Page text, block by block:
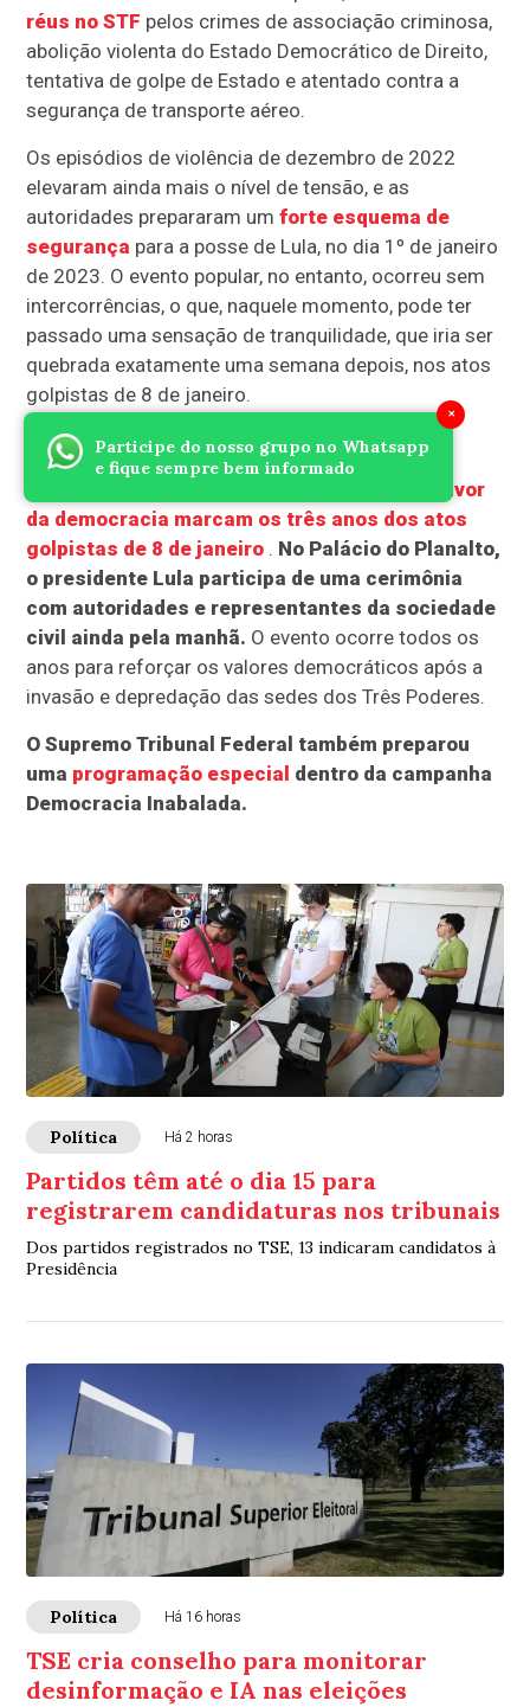
×
Participe do nosso grupo no Whatsapp
e fique sempre bem informado
réus no STF pelos crimes de associação criminosa,
abolição violenta do Estado Democrático de Direito,
tentativa de golpe de Estado e atentado contra a
segurança de transporte aéreo.
Os episódios de violência de dezembro de 2022
elevaram ainda mais o nível de tensão, e as
autoridades prepararam umforte esquema de
segurança para a posse de Lula, no dia 1º de janeiro
de 2023. O evento popular, no entanto, ocorreu sem
intercorrências, o que, naquele momento, pode ter
passado uma sensação de tranquilidade, que iria ser
quebrada exatamente uma semana depois, nos atos
golpistas de 8 de janeiro.
Por memória e democracia
eventos especiais em favor
da democracia marcam os três anos dos atos
golpistas de 8 de janeiro . No Palácio do Planalto,
o presidente Lula participa de uma cerimônia
com autoridades e representantes da sociedade
civil ainda pela manhã. O evento ocorre todos os
anos para reforçar os valores democráticos após a
invasão e depredação das sedes dos Três Poderes.
O Supremo Tribunal Federal também preparou
uma programação especial dentro da campanha
Democracia Inabalada.
Política Há 2 horas
Partidos têm até o dia 15 para
registrarem candidaturas nos tribunais
Dos partidos registrados no TSE, 13 indicaram candidatos à
Presidência
Política Há 16 horas
TSE cria conselho para monitorar
desinformação e IA nas eleições